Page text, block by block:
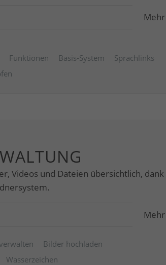
Mehr
Funktionen Basis-System
Sprachlinks
Videos und Dateien übersichtlich, dank
Mehr
Bilder hochladen
Wasserzeichen